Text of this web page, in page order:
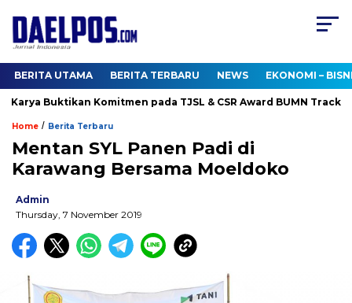
BERITA UTAMA BERITA TERBARU NEWS EKONOMI –
Buktikan Komitmen pada TJSL & CSR Award BUMN Track
Home / Berita Terbaru
Mentan SYL Panen Padi di
Karawang Bersama Moeldoko
Admin
Thursday, 7 November 2019